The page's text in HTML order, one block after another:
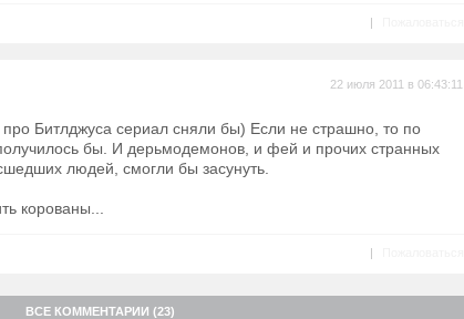
|
22 июля 2011 в 06:43:11
Битлджуса сериал сняли бы) Если не страшно, то по
бы. И дерьмодемонов, и фей и прочих странных
людей, смогли бы засунуть.
корованы...
|
ВСЕ КОММЕНТАРИИ (23)